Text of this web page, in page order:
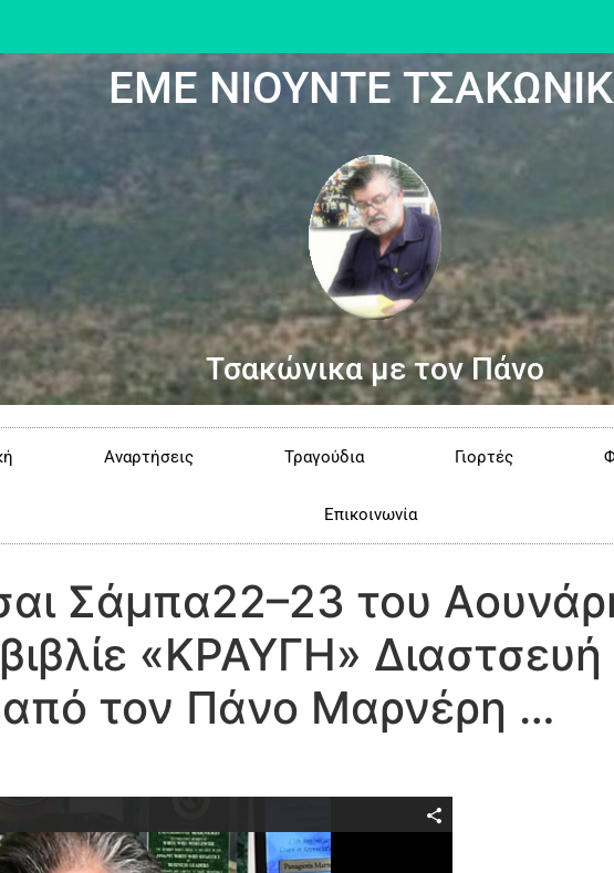
ΕΜΕ ΝΙΟΥΝΤΕ
Τσακώνικα με τον Πάνο
Αναρτήσεις Τραγούδια Γιορτές
Επικοινωνία
Σάμπα22–23 του
«ΚΡΑΥΓΗ»
τον Πάνο Μαρνέρη …